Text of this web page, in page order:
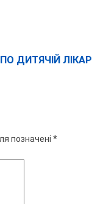
ДИТЯЧІЙ
позначені *